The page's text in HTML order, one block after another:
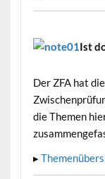
Ist
Der ZFA hat
die Themen
▸